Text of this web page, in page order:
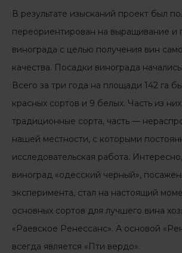
В результате изысканий проект был
переориентирован на выращивание и
винограда с целью получения вин
качества. Посадки винограда
Всего за три года на площади 142 га
красных сортов и 9 белых. Часть из
традиционные сорта, часть —
нашей местности, с которыми
исследовательская работа.
виноград «одесский черный»,
эксперимента, стал на настоящий
основных сортов для лучшего вина
«Раевское Ренессанс». А основой
всегда является «Пти вердо».